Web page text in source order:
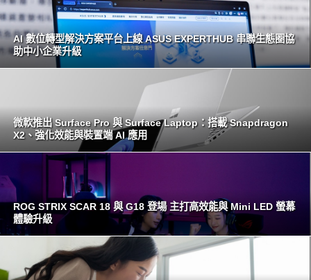
AI 數位轉型解決方案平台上線 ASUS EXPERTHUB 串聯生態圈協
助中小企業升級
微軟推出 Surface Pro 與 Surface Laptop：搭載 Snapdragon
X2、強化效能與裝置端 AI 應用
ROG STRIX SCAR 18 與 G18 登場 主打高效能與 Mini LED 螢幕
體驗升級